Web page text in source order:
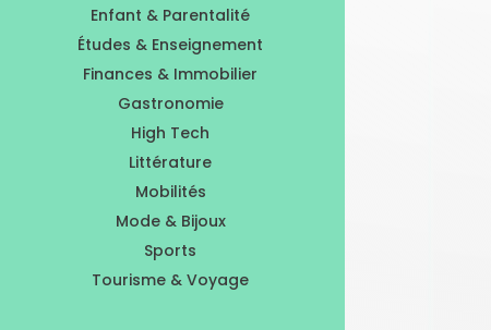
Enfant & Parentalité
Études & Enseignement
Finances & Immobilier
Gastronomie
High Tech
Littérature
Mobilités
Mode & Bijoux
Sports
Tourisme & Voyage